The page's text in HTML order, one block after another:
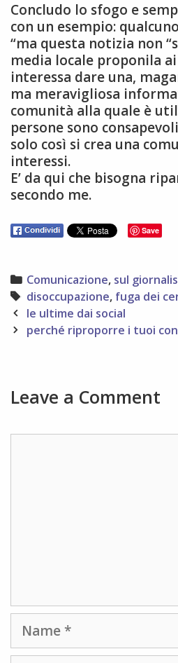
Concludo lo sfogo e
con un esempio:
“ma questa notizia non
media locale proponila
interessa dare una,
ma meravigliosa
comunità alla quale è
persone sono
solo così si crea una
interessi.
E’ da qui che bisogna
secondo me.
Save
Categories
Comunicazione, sul
Tags
disoccupazione, fuga dei
Post
navigation
le ultime dai social
perché riproporre i tuoi
Leave a Comment